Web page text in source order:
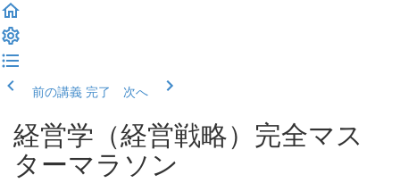
前の講義 完了 次へ
経営学（経営戦略）完全マス
ターマラソン